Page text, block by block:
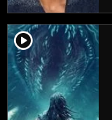
player2